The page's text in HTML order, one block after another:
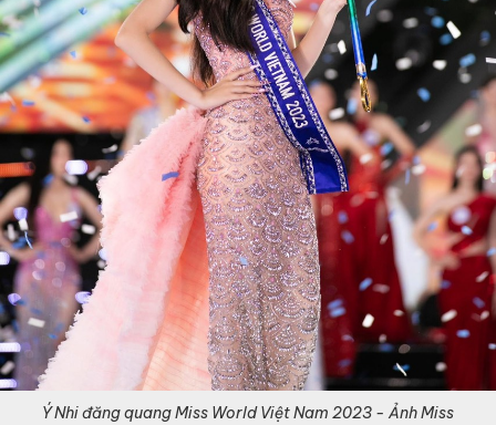
Ý Nhi đăng quang Miss World Việt Nam 2023 - Ảnh Miss